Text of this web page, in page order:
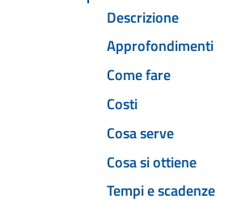
Descrizione
Approfondimenti
Come fare
Costi
Cosa serve
Cosa si ottiene
Tempi e scadenze